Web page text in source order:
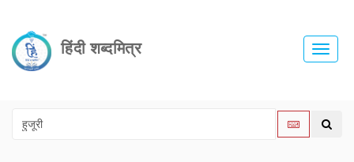
हिंदी शब्दमित्र